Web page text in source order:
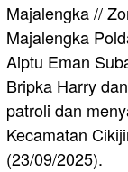
Majalengka //
Majalengka
Aiptu Eman
Bripka Harry
patroli dan
Kecamatan
(23/09/2025).